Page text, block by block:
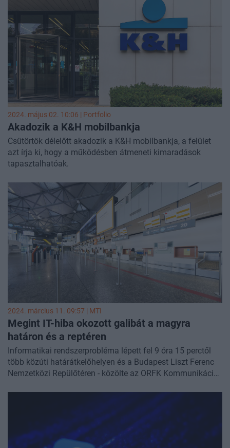
2024. május 02. 10:06 | Portfolio
Akadozik a K&H mobilbankja
Csütörtök délelőtt akadozik a K&H mobilbankja, a felület
azt írja ki, hogy a működésben átmeneti kimaradások
tapasztalhatóak.
2024. március 11. 09:57 | MTI
Megint IT-hiba okozott galibát a magyra
határon és a reptéren
Informatikai rendszerprobléma lépett fel 9 óra 15 perctől
több közúti határátkelőhelyen és a Budapest Liszt Ferenc
Nemzetközi Repülőtéren - közölte az ORFK Kommunikációs